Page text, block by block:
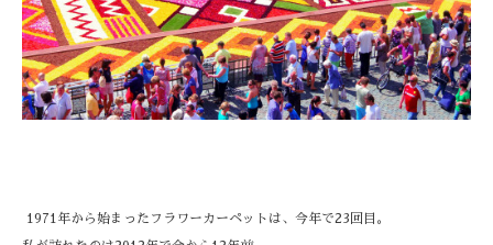
1971年から始まったフラワーカーペットは、今年で23回目。